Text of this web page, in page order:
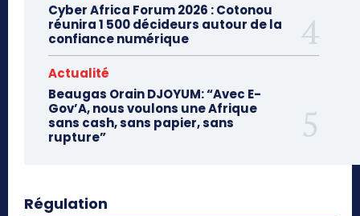
Cyber Africa Forum 2026 : Cotonou
réunira 1 500 décideurs autour de la
confiance numérique
Actualité
Beaugas Orain DJOYUM: “Avec E-
Gov’A, nous voulons une Afrique
sans cash, sans papier, sans
rupture”
Régulation